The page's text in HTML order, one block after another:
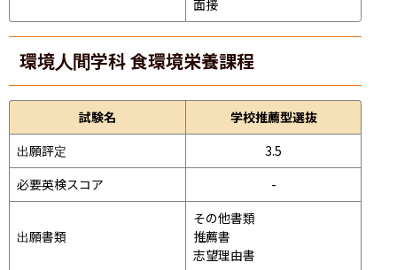
面接
環境人間学科 食環境栄養課程
試験名
学校推薦型選抜
出願評定
3.5
必要英検スコア
-
出願書類
その他書類
推薦書
志望理由書